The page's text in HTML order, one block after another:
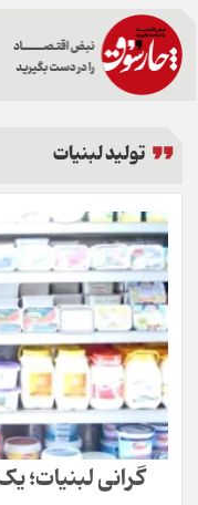
تولید لبنیات
گرانی لبنیات؛